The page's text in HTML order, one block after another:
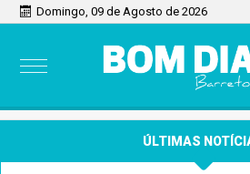
Domingo, 09 de Agosto de 2026
ÚLTIMAS